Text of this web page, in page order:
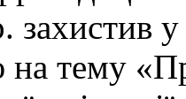
захистив
на тему